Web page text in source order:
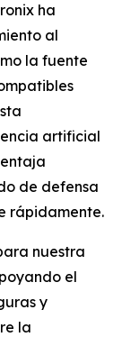
ha
al
la fuente
artificial
de defensa
rápidamente.
nuestra
el
y
la